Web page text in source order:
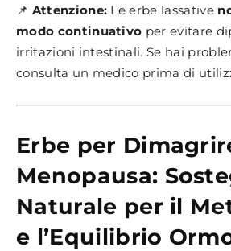
📌 Attenzione: Le erbe lassative
modo continuativo per evitare
irritazioni intestinali. Se hai
consulta un medico prima di
Erbe per
Menopausa:
Naturale per il
e l’Equilibrio